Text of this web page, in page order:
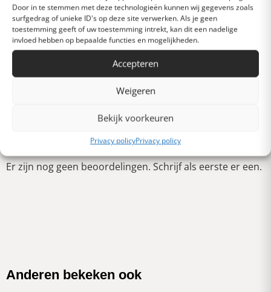
Door in te stemmen met deze technologieën kunnen wij gegevens zoals
surfgedrag of unieke ID's op deze site verwerken. Als je geen
toestemming geeft of uw toestemming intrekt, kan dit een nadelige
invloed hebben op bepaalde functies en mogelijkheden.
Accepteren
Weigeren
Bekijk voorkeuren
Privacy policyPrivacy policy
Gemiddeld
Schrijf een review
Er zijn nog geen beoordelingen. Schrijf als eerste er een.
Anderen bekeken ook